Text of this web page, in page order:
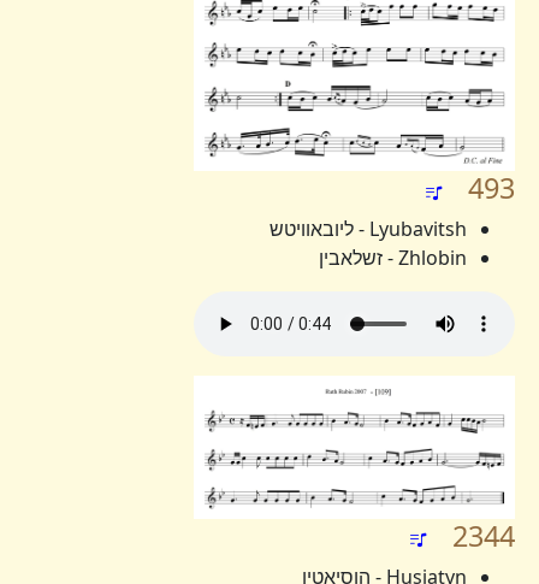
493
Lyubavitsh - ליובאוויטש
Zhlobin - זשלאבין
2344
Husiatyn - הוסיאטין